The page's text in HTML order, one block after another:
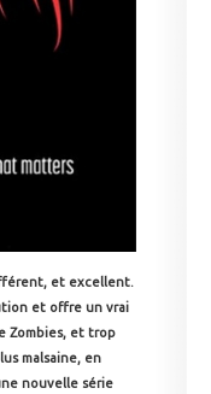
et excellent.
et offre un vrai
Zombies, et trop
malsaine, en
nouvelle série